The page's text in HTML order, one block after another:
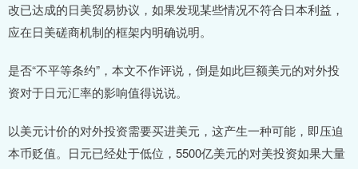
改已达成的日美贸易协议，如果发现某些情况不符合日本利益，
应在日美磋商机制的框架内明确说明。
是否“不平等条约”，本文不作评说，倒是如此巨额美元的对外投
资对于日元汇率的影响值得说说。
以美元计价的对外投资需要买进美元，这产生一种可能，即压迫
本币贬值。日元已经处于低位，5500亿美元的对美投资如果大量